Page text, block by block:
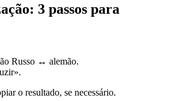
3 passos para
Russo ↔ alemão.
o resultado, se necessário.